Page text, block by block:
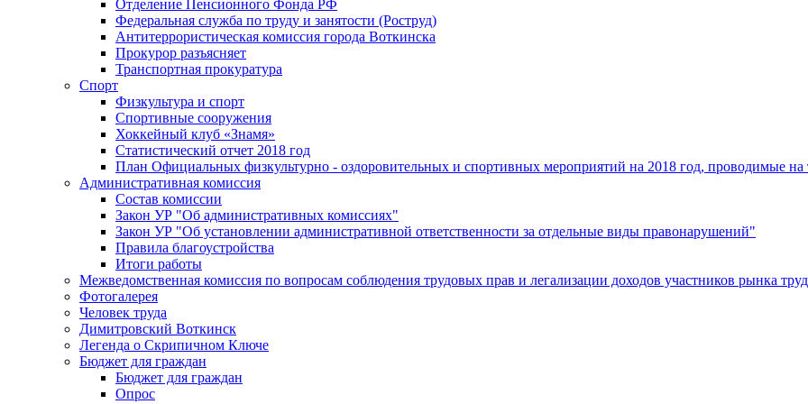
Отделение Пенсионного Фонда РФ
Федеральная служба по труду и занятости (Роструд)
Антитеррористическая комиссия города Воткинска
Прокурор разъясняет
Транспортная прокуратура
Спорт
Физкультура и спорт
Спортивные сооружения
Хоккейный клуб «Знамя»
Статистический отчет 2018 год
План Официальных физкультурно - оздоровительных и спортивных мероприятий на 2018 год, проводимые
Административная комиссия
Состав комиссии
Закон УР "Об административных комиссиях"
Закон УР "Об установлении административной ответственности за отдельные виды правонарушений"
Правила благоустройства
Итоги работы
Межведомственная комиссия по вопросам соблюдения трудовых прав и легализации доходов участников рынка
Фотогалерея
Человек труда
Димитровский Воткинск
Легенда о Скрипичном Ключе
Бюджет для граждан
Бюджет для граждан
Опрос